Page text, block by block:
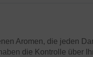
Aromen, die jeden
die Kontrolle über